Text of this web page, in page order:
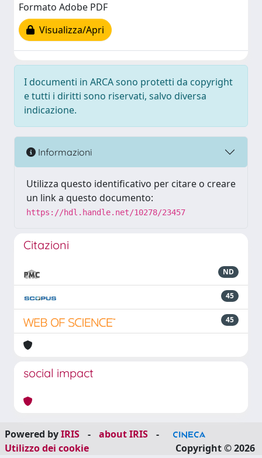
Formato Adobe PDF
Visualizza/Apri
I documenti in ARCA sono protetti da copyright
e tutti i diritti sono riservati, salvo diversa
indicazione.
Informazioni
Utilizza questo identificativo per citare o creare
un link a questo documento:
https://hdl.handle.net/10278/23457
Citazioni
ND
45
45
social impact
Powered byIRIS - about IRIS
-
Utilizzo dei cookie
Copyright © 2026